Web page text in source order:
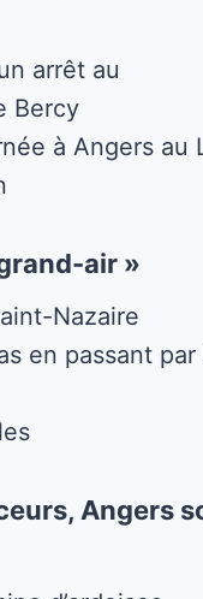
arrêt au
Bercy
à Angers au
air »
Nazaire
en passant
Angers